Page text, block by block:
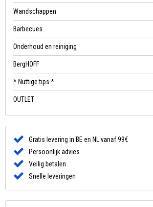
Wandschappen
Barbecues
Onderhoud en reiniging
BergHOFF
* Nuttige tips *
OUTLET
Gratis levering in BE en NL vanaf 99€
Persoonlijk advies
Veilig betalen
Snelle leveringen